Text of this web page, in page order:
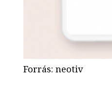
Forrás: neotiv